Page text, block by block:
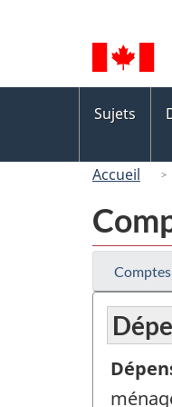
de
la
langue
des
Sujets
Accueil